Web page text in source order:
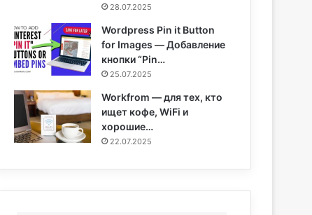
28.07.2025
Wordpress Pin it Button
for Images — Добавление
кнопки “Pin…
25.07.2025
Workfrom — для тех, кто
ищет кофе, WiFi и
хорошие…
22.07.2025